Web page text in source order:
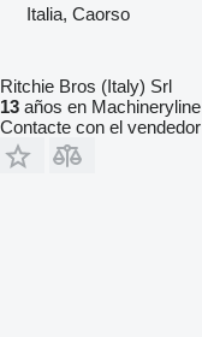
Italia, Caorso
Ritchie Bros (Italy) Srl
13 años en Machineryline
Contacte con el vendedor